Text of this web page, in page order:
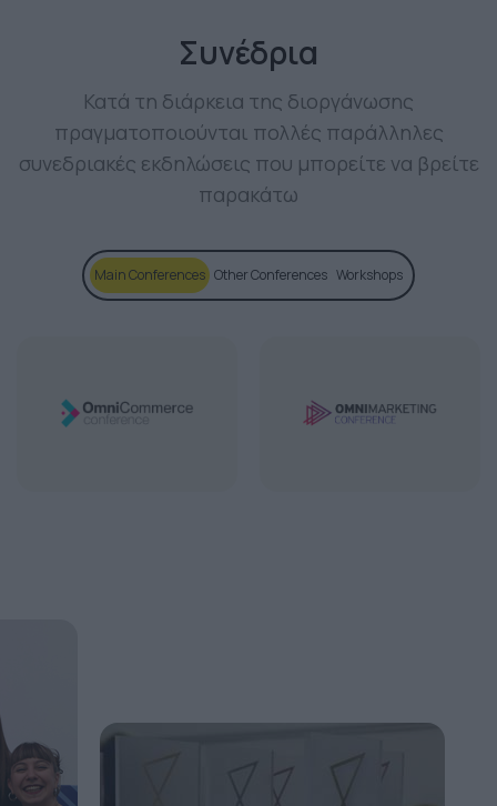
Συνέδρια
Κατά τη διάρκεια της διοργάνωσης
πραγματοποιούνται πολλές παράλληλες
συνεδριακές εκδηλώσεις που μπορείτε να βρείτε
παρακάτω
Main Conferences Other Conferences Workshops